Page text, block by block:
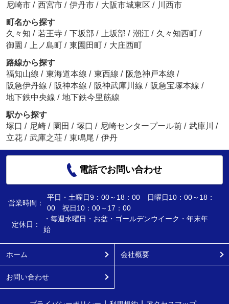
尼崎市 / 西宮市 / 伊丹市 / 大阪市城東区 / 川西市
町名から探す
久々知 / 若王寺 / 下坂部 / 上坂部 / 潮江 / 久々知西町 /
御園 / 上ノ島町 / 東園田町 / 大庄西町
路線から探す
福知山線 / 東海道本線 / 東西線 / 阪急神戸本線 /
阪急伊丹線 / 阪神本線 / 阪神武庫川線 / 阪急宝塚本線 /
地下鉄中央線 / 地下鉄今里筋線
駅から探す
塚口 / 尼崎 / 園田 / 塚口 / 尼崎センタープール前 / 武庫川
/
立花 / 武庫之荘 / 東鳴尾 / 伊丹
電話でお問い合わせ
営業時間：
平日・土曜日9：00～18：00 日曜日10：00～18：
00 祝日10：00～17：00
定休日：
・毎週水曜日・お盆・ゴールデンウイーク・年末年
始
ホーム 会社概要
お問い合わせ